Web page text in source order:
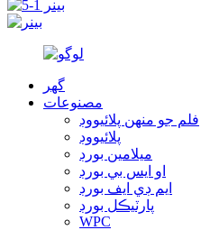
گهر
مصنوعات
فلم جو منهن پلائيووڊ
پلائيووڊ
ميلامين بورڊ
او ايس بي بورڊ
ايم ڊي ايف بورڊ
پارٽيڪل بورڊ
WPC